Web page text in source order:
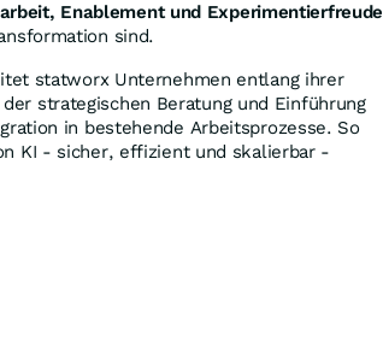
Enablement und Experimentierfreude
sind.
statworx Unternehmen entlang ihrer
strategischen Beratung und Einführung
in bestehende Arbeitsprozesse. So
KI - sicher, effizient und skalierbar -